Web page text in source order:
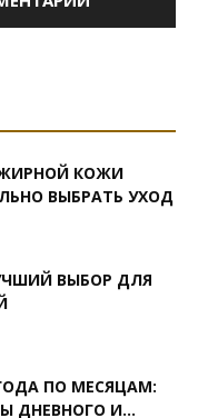
КОЖИ
ВЫБРАТЬ УХОД
ВЫБОР ДЛЯ
ПО МЕСЯЦАМ:
ДНЕВНОГО И...